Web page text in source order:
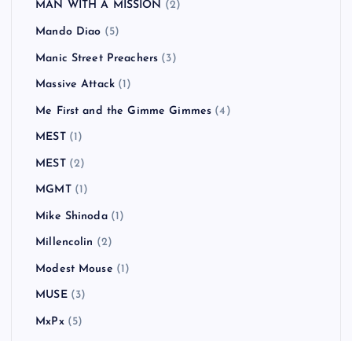
MAN WITH A MISSION (2)
Mando Diao (5)
Manic Street Preachers (3)
Massive Attack (1)
Me First and the Gimme Gimmes (4)
MEST(1)
MEST(2)
MGMT(1)
Mike Shinoda(1)
Millencolin (2)
Modest Mouse (1)
MUSE(3)
MxPx(5)